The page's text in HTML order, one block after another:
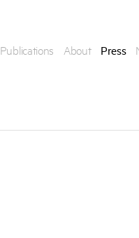
Publications About Press